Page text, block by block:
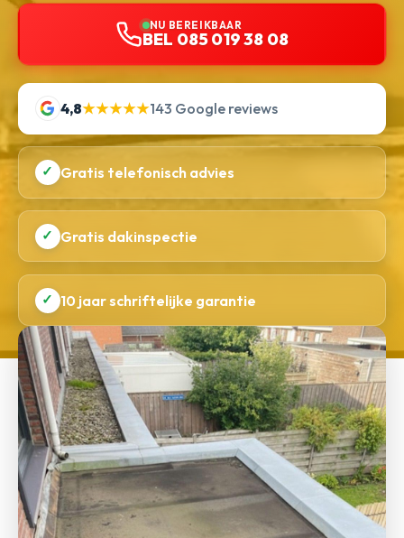
NU BEREIKBAAR
BEL 085 019 38 08
4,8★★★★★143 Google reviews
✓ Gratis telefonisch advies
✓ Gratis dakinspectie
✓ 10 jaar schriftelijke garantie